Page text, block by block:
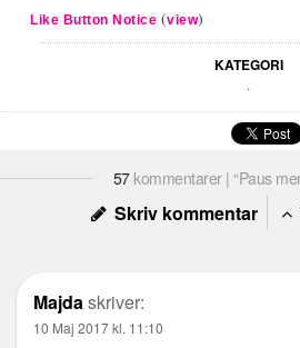
Like Button Notice (view)
KATEGORI
.
57kommentarer | “Paus
Skriv kommentar
Majdaskriver:
10 Maj 2017 kl. 11:10